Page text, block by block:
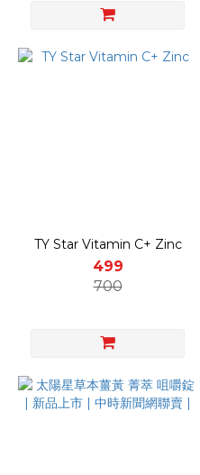
TY Star Vitamin C+ Zinc
499
700